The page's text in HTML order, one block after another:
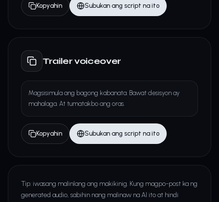
Kopyahin Subukan ang script na ito
Trailer voiceover
Magsisimula ang bagong kabanata. Bawat desisyon ay
mahalaga. At tumatakbo ang oras.
Kopyahin Subukan ang script na ito
Tip: iwasang malinlang ang makikinig. Kung magpo-post ka ng
generated audio, sabihin nang malinaw na AI ito at hindi